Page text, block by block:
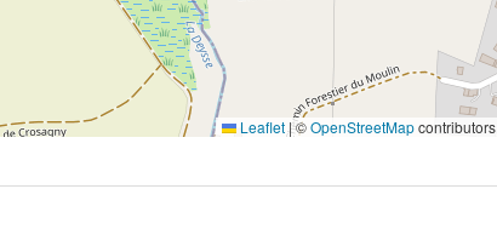
Leaflet |©OpenStreetMapcontributors